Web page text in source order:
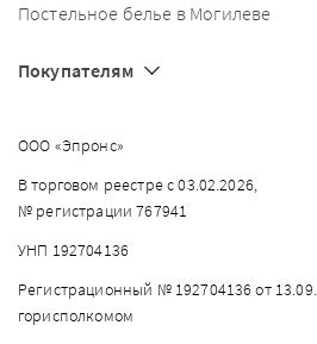
Постельное белье в Могилеве
Покупателям
ООО «Эпронс»
В торговом реестре с 03.02.2026,
№ регистрации 767941
УНП 192704136
Регистрационный № 192704136 от
горисполкомом